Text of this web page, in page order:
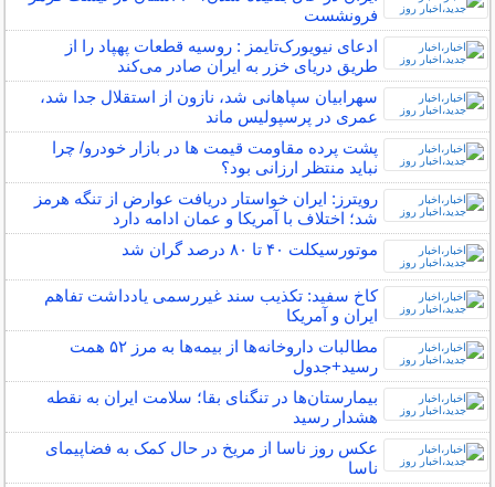
فرونشست
ادعای نیویورک‌تایمز : روسیه قطعات پهپاد را از
طریق دریای خزر به ایران صادر می‌کند
سهرابیان سپاهانی شد، نازون از استقلال جدا شد،
عمری در پرسپولیس ماند
پشت پرده مقاومت قیمت‌ ها در بازار خودرو/ چرا
نباید منتظر ارزانی بود؟
رویترز: ایران خواستار دریافت عوارض از تنگه هرمز
شد؛ اختلاف با آمریکا و عمان ادامه دارد
موتورسیکلت ۴۰ تا ۸۰ درصد گران شد
کاخ سفید: تکذیب سند غیررسمی یادداشت تفاهم
ایران و آمریکا
مطالبات داروخانه‌ها از بیمه‌ها به مرز ۵۲ همت
رسید+جدول
بیمارستان‌ها در تنگنای بقا؛ سلامت ایران به نقطه
هشدار رسید
عکس روز ناسا از مریخ در حال کمک به فضاپیمای
ناسا